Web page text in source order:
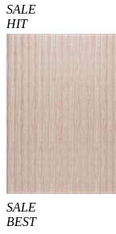
SALE
HIT
Самоклеющаяся
SALE
BEST